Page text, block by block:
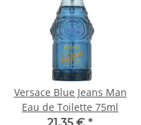
Versace Blue Jeans Man
Eau de Toilette 75ml